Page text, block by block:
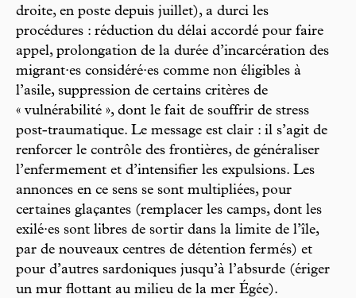
droite, en poste depuis juillet), a durci les
procédures : réduction du délai accordé pour faire
appel, prolongation de la durée d’incarcération des
migrant·es considéré·es comme non éligibles à
l’asile, suppression de certains critères de
« vulnérabilité », dont le fait de souffrir de stress
post-traumatique. Le message est clair : il s’agit de
renforcer le contrôle des frontières, de généraliser
l’enfermement et d’intensifier les expulsions. Les
annonces en ce sens se sont multipliées, pour
certaines glaçantes (remplacer les camps, dont les
exilé·es sont libres de sortir dans la limite de l’île,
par de nouveaux centres de détention fermés) et
pour d’autres sardoniques jusqu’à l’absurde (ériger
un mur flottant au milieu de la mer Égée).